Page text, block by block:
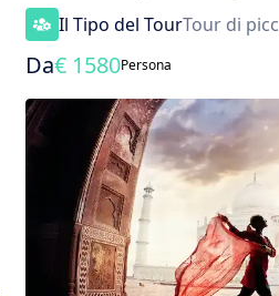
Il Tipo del TourTour di
Da€ 1580Persona